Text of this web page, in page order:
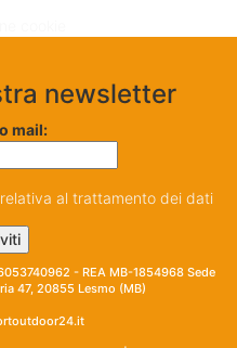
newsletter
mail:
al trattamento dei dati
- REA MB-1854968 Sede
47, 20855 Lesmo (MB)